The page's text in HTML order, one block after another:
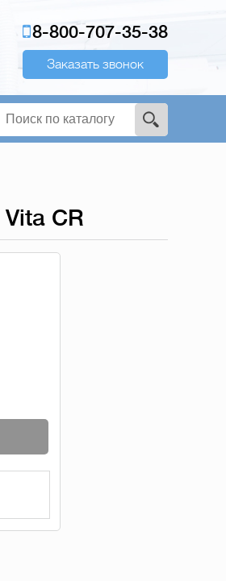
8-800-707-35-38
Заказать звонок
CR